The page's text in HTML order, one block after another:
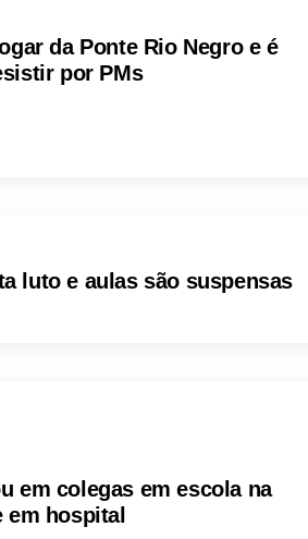
da Ponte Rio Negro e é
por PMs
luto e aulas são suspensas
em colegas em escola na
hospital